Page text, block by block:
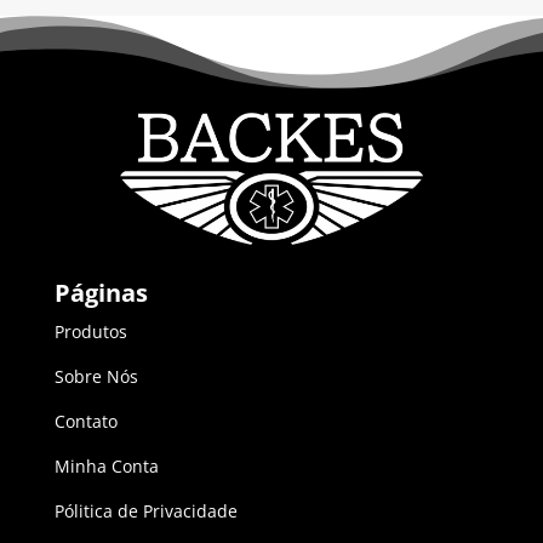
Páginas
Produtos
Sobre Nós
Contato
Minha Conta
Pólitica de Privacidade